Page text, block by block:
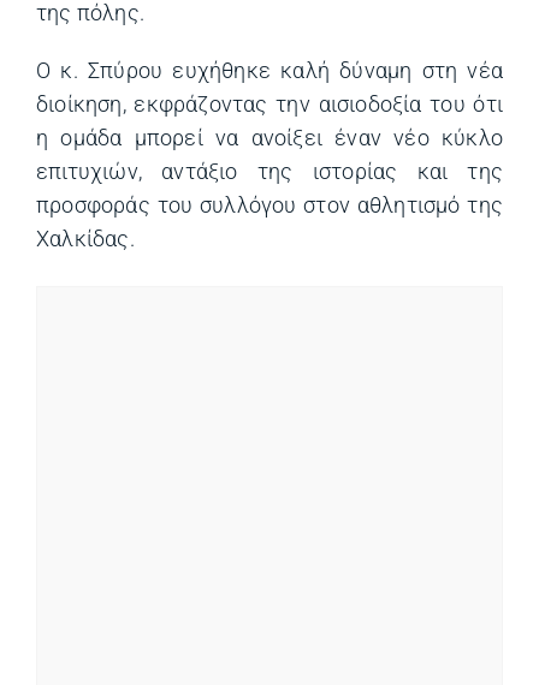
της πόλης.
Ο κ. Σπύρου ευχήθηκε καλή δύναμη στη νέα
διοίκηση, εκφράζοντας την αισιοδοξία του ότι
η ομάδα μπορεί να ανοίξει έναν νέο κύκλο
επιτυχιών, αντάξιο της ιστορίας και της
προσφοράς του συλλόγου στον αθλητισμό της
Χαλκίδας.